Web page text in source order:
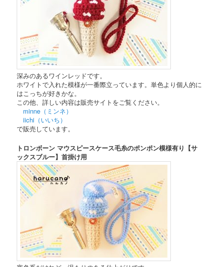
深みのあるワインレッドです。
ホワイトで入れた模様が一番際立っています。単色より個人的に
はこっちが好きかな。
この他、詳しい内容は販売サイトをご覧ください。
minne（ミンネ）
iichi（いいち）
で販売しています。
トロンボーン マウスピースケース毛糸のポンポン模様有り【サ
ックスブルー】首掛け用